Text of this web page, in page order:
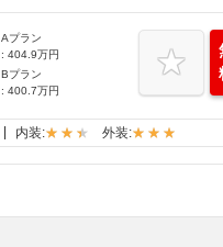
Aプラン
: 404.9万円
Bプラン
: 400.7万円
内装: 外装: